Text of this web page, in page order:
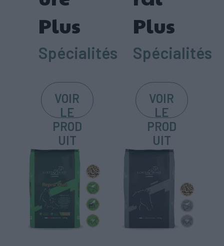
Plus
Spécialités
VOIR
LE
PROD
UIT
Plus
Spécialités
VOIR
LE
PROD
UIT